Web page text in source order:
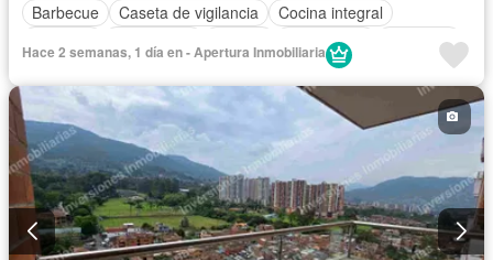
Barbecue
Caseta de vigilancia
Cocina integral
Gas natural
Gimnasio
Estudio
Vigilante
Seguridad privada
Tanque de agua
Vista panorámica
Wifi
Hace 2 semanas, 1 día en - Apertura Inmobiliaria